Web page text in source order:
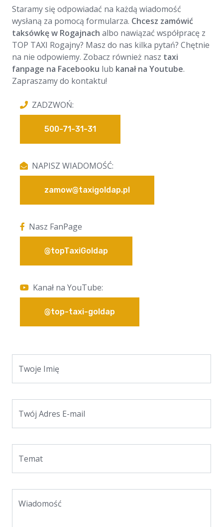
Staramy się odpowiadać na każdą wiadomość
wysłaną za pomocą formularza. Chcesz zamówić
taksówkę w Rogajnach albo nawiązać współpracę z
TOP TAXI Rogajny? Masz do nas kilka pytań? Chętnie
na nie odpowiemy. Zobacz również nasz taxi
fanpage na Facebooku lub kanał na Youtube.
Zapraszamy do kontaktu!
ZADZWOŃ:
500-71-31-31
NAPISZ WIADOMOŚĆ:
zamow@taxigoldap.pl
Nasz FanPage
@topTaxiGoldap
Kanał na YouTube:
@top-taxi-goldap
Twoje Imię
Twój Adres E-mail
Temat
Wiadomość